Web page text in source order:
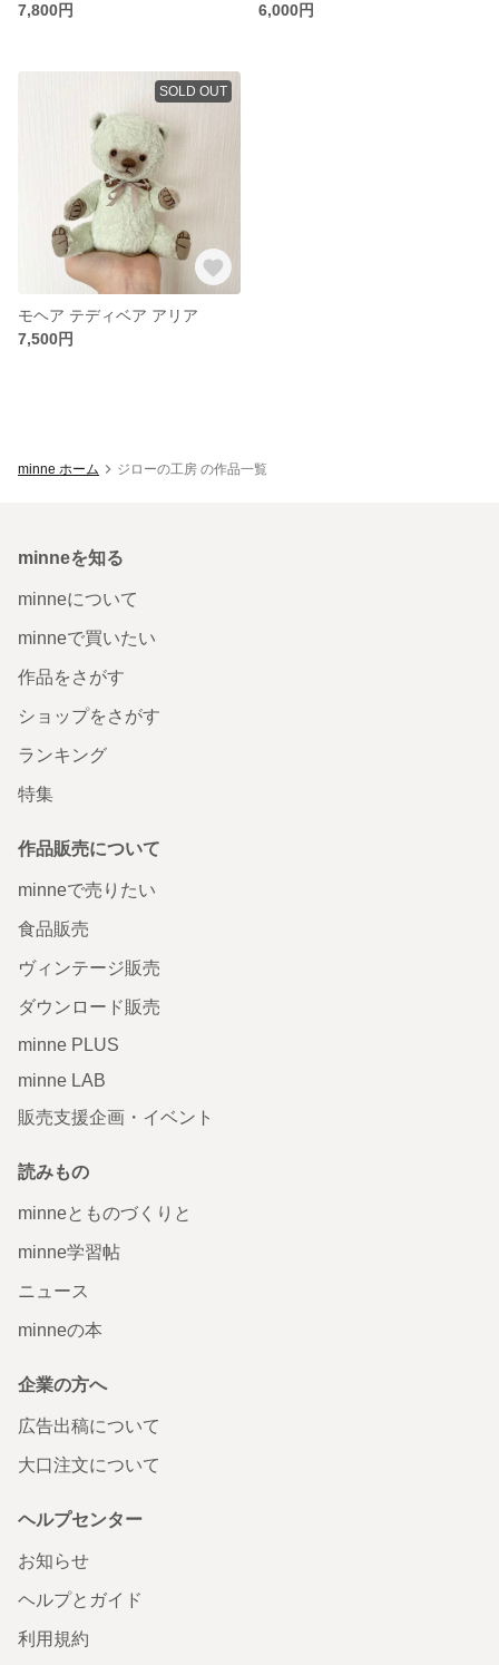
7,800円 6,000円
SOLD OUT
モヘア テディベア アリア
7,500円
minne ホーム ジローの工房 の作品一覧
minneを知る
minneについて
minneで買いたい
作品をさがす
ショップをさがす
ランキング
特集
作品販売について
minneで売りたい
食品販売
ヴィンテージ販売
ダウンロード販売
minne PLUS
minne LAB
販売支援企画・イベント
読みもの
minneとものづくりと
minne学習帖
ニュース
minneの本
企業の方へ
広告出稿について
大口注文について
ヘルプセンター
お知らせ
ヘルプとガイド
利用規約